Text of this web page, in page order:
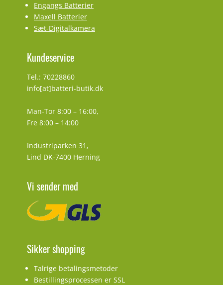
Engangs Batterier
Maxell Batterier
Sæt-Digitalkamera
Kundeservice
Tel.: 70228860
info[at]batteri-butik.dk
Man-Tor 8:00 – 16:00,
Fre 8:00 – 14:00
Industriparken 31,
Lind DK-7400 Herning
Vi sender med
Sikker shopping
Talrige betalingsmetoder
Bestillingsprocessen er SSL